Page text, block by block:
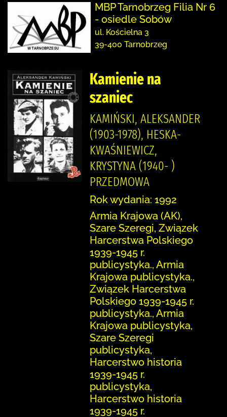
MBP Tarnobrzeg Filia Nr 6
- osiedle Sobów
ul. Kościelna 3
39-400 Tarnobrzeg
Kamienie na
szaniec
KAMIŃSKI, ALEKSANDER
(1903-1978), HESKA-
KWAŚNIEWICZ,
KRYSTYNA (1940- )
PRZEDMOWA
Rok wydania: 1992
Armia Krajowa (AK),
Szare Szeregi, Związek
Harcerstwa Polskiego
1939-1945 r.
publicystyka., Armia
Krajowa publicystyka.,
Związek Harcerstwa
Polskiego 1939-1945 r.
publicystyka., Armia
Krajowa publicystyka,
Szare Szeregi
publicystyka,
Harcerstwo historia
1939-1945 r.
publicystyka,
Harcerstwo historia
1939-1945 r.